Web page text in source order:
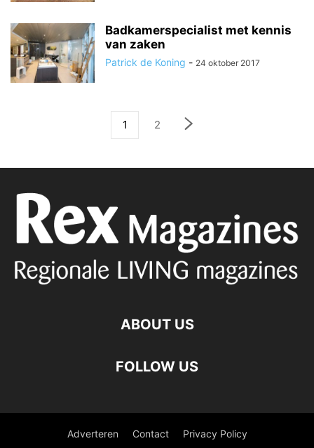
Badkamerspecialist met kennis
van zaken
Patrick de Koning - 24 oktober 2017
1 2
ABOUT US
FOLLOW US
Adverteren Contact Privacy Policy